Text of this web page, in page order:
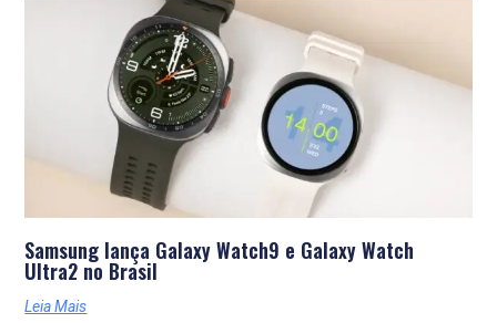
Samsung lança Galaxy Watch9 e Galaxy Watch
Ultra2 no Brasil
Leia Mais